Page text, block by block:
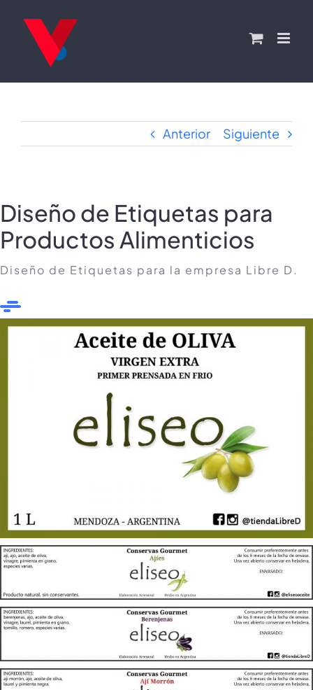
contenido
Anterior Siguiente
Diseño de Etiquetas para
Productos Alimenticios
Diseño de Etiquetas para la empresa Libre D.